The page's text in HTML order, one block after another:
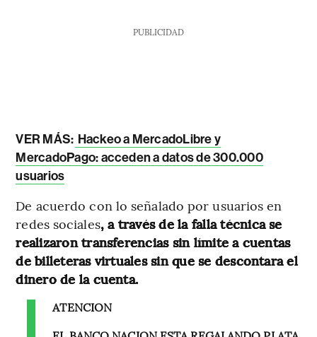
PUBLICIDAD
VER MÁS: Hackeo a MercadoLibre y
MercadoPago: acceden a datos de 300.000
usuarios
De acuerdo con lo señalado por usuarios en
redes sociales, a través de la falla técnica se
realizaron transferencias sin límite a cuentas
de billeteras virtuales sin que se descontara el
dinero de la cuenta.
ATENCION